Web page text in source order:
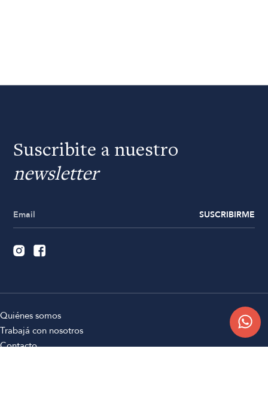
Suscribite a nuestro
newsletter
SUSCRIBIRME
Quiénes somos
Trabajá con nosotros
Contacto